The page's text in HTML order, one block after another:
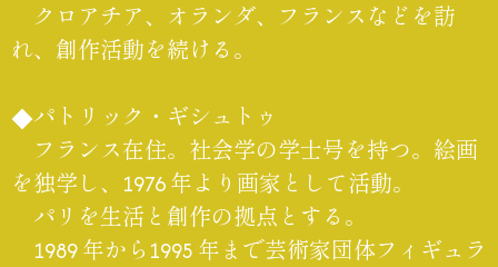
クロアチア、オランダ、フランスなどを訪
れ、創作活動を続ける。
◆パトリック・ギシュトゥ
フランス在住。社会学の学士号を持つ。絵画
を独学し、1976 年より画家として活動。
パリを生活と創作の拠点とする。
1989 年から1995 年まで芸術家団体フィギュラ